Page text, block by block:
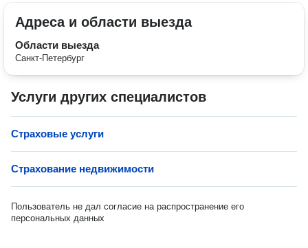
Адреса и области выезда
Области выезда
Санкт-Петербург
Услуги других специалистов
Страховые услуги
Страхование недвижимости
Пользователь не дал согласие на распространение его
персональных данных